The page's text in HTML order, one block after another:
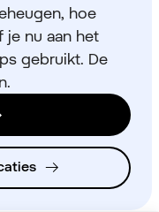
hoe
je nu aan het
gebruikt. De